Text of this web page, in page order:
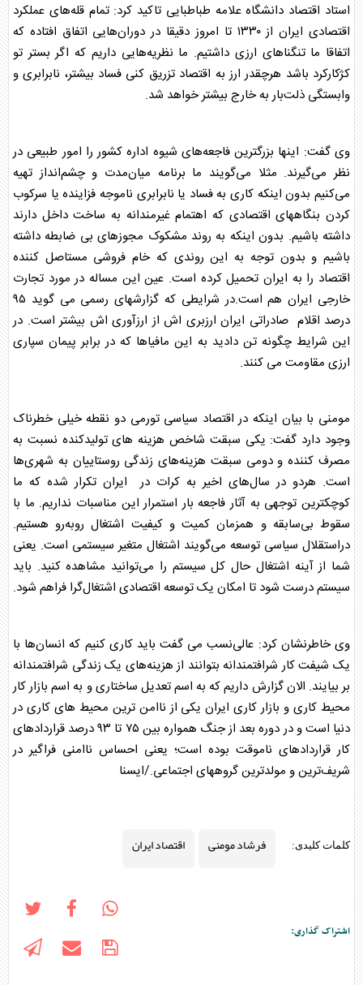
استاد اقتصاد دانشگاه علامه طباطبایی تاکید کرد: تمام قله‌های عملکرد
اقتصادی ایران از ۱۳۳۰ تا امروز دقیقا در دوران‌هایی اتفاق افتاده که
اتفاقا ما تنگناهای ارزی داشتیم. ما نظریه‌هایی داریم که اگر بستر تو
کژکارکرد باشد هرچقدر ارز به اقتصاد تزریق کنی فساد بیشتر، نابرابری و
وابستگی ذلت‌بار به خارج بیشتر خواهد شد.
وی گفت: اینها بزرگترین فاجعه‌های شیوه اداره کشور را امور طبیعی در
نظر می‌گیرند. مثلا می‌گویند ما برنامه میان‌مدت و چشم‌انداز تهیه
می‌کنیم بدون اینکه کاری به فساد یا نابرابری ناموجه فزاینده یا سرکوب
کردن بنگاههای اقتصادی که اهتمام غیرمندانه به ساخت داخل دارند
داشته باشیم. بدون اینکه به روند مشکوک مجوزهای بی ضابطه داشته
باشیم و بدون توجه به این روندی که خام فروشی مستاصل کننده
اقتصاد را به ایران تحمیل کرده است. عین این مساله در مورد تجارت
خارجی ایران هم است.در شرایطی که گزارشهای رسمی می گوید ۹۵
درصد اقلام صادراتی ایران ارزبری اش از ارزآوری اش بیشتر است. در
این شرایط چگونه تن دادید به این مافیاها که در برابر پیمان سپاری
ارزی مقاومت می کنند.
مومنی با بیان اینکه در اقتصاد سیاسی تورمی دو نقطه خیلی خطرناک
وجود دارد گفت: یکی سبقت شاخص هزینه های تولیدکنده نسبت به
مصرف کننده و دومی سبقت هزینه‌های زندگی روستاییان به شهری‌ها
است. هردو در سال‌های اخیر به کرات در ایران تکرار شده که ما
کوچکترین توجهی به آثار فاجعه بار استمرار این مناسبات نداریم. ما با
سقوط بی‌سابقه و همزمان کمیت و کیفیت اشتغال روبه‌رو هستیم.
دراستقلال سیاسی توسعه می‌گویند اشتغال متغیر سیستمی است. یعنی
شما از آینه اشتغال حال کل سیستم را می‌توانید مشاهده کنید. باید
سیستم درست شود تا امکان یک توسعه اقتصادی اشتغال‌گرا فراهم شود.
وی خاطرنشان کرد: عالی‌نسب می گفت باید کاری کنیم که انسان‌ها با
یک شیفت کار شرافتمندانه بتوانند از هزینه‌های یک زندگی شرافتمندانه
بر بیایند. الان گزارش داریم که به اسم تعدیل ساختاری و به اسم بازار کار
محیط کاری و بازار کاری ایران یکی از ناامن ترین محیط های کاری در
دنیا است و در دوره بعد از جنگ همواره بین ۷۵ تا ۹۳ درصد قراردادهای
کار قراردادهای ناموقت بوده است؛ یعنی احساس ناامنی فراگیر در
شریف‌ترین و مولدترین گروههای اجتماعی./ایسنا
کلمات کلیدی: فرشاد مومنی اقتصاد ایران
اشتراک گذاری: